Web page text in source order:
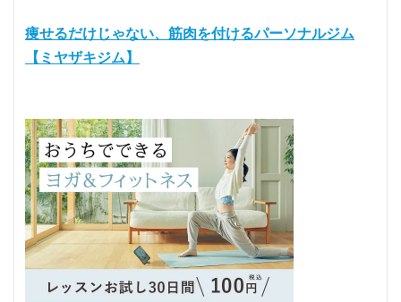
痩せるだけじゃない、筋肉を付けるパーソナルジム
【ミヤザキジム】